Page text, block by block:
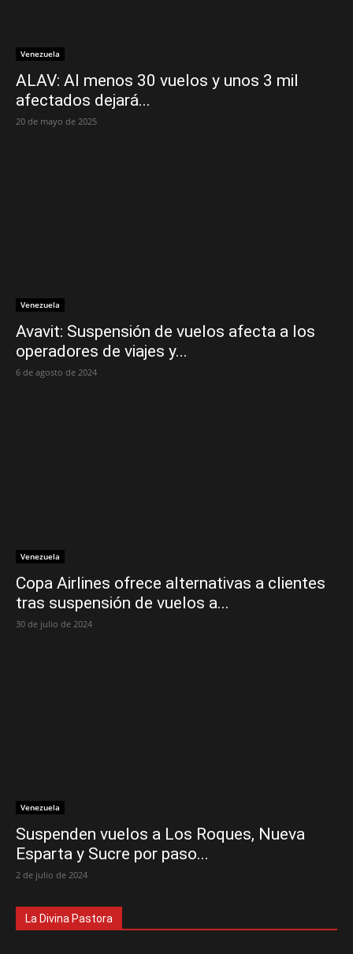
Venezuela
ALAV: Al menos 30 vuelos y unos 3 mil
afectados dejará...
20 de mayo de 2025
Venezuela
Avavit: Suspensión de vuelos afecta a los
operadores de viajes y...
6 de agosto de 2024
Venezuela
Copa Airlines ofrece alternativas a clientes
tras suspensión de vuelos a...
30 de julio de 2024
Venezuela
Suspenden vuelos a Los Roques, Nueva
Esparta y Sucre por paso...
2 de julio de 2024
La Divina Pastora